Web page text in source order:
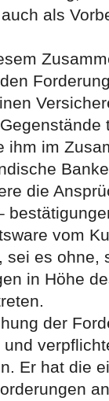
als
ihm im
die
vom
sei es ohne,
in Höhe
der
Er hat die